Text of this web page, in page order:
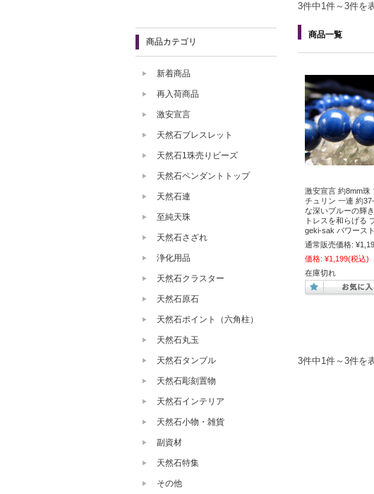
3件中1件～3件を
商品一覧
激安宣言 約8mm珠
チュリン 一連 約
な深いブルーの輝
トレスを和らげる
geki-sak パワース
通常販売価格:
価格: ¥1,199(税込)
在庫切れ
3件中1件～3件を
商品カテゴリ
新着商品
再入荷商品
激安宣言
天然石ブレスレット
天然石1珠売りビーズ
天然石ペンダントトップ
天然石連
至純天珠
天然石さざれ
浄化用品
天然石クラスター
天然石原石
天然石ポイント（六角柱）
天然石丸玉
天然石タンブル
天然石彫刻置物
天然石インテリア
天然石小物・雑貨
副資材
天然石特集
その他